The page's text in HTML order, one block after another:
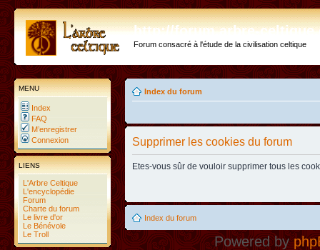
http://forum.arbre-
Forum consacré à l'étude de la civilisation celtique
MENU
Index
FAQ
M’enregistrer
Connexion
LIENS
L'Arbre Celtique
L'encyclopédie
Forum
Charte du forum
Le livre d'or
Le Bénévole
Le Troll
Index du forum
Supprimer les cookies du forum
Etes-vous sûr de vouloir supprimer tous les
Index du forum
Powered by